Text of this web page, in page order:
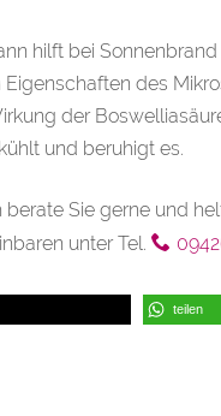
hilft bei
des
der
und beruhigt es.
Sie gerne und
unter Tel.
teilen